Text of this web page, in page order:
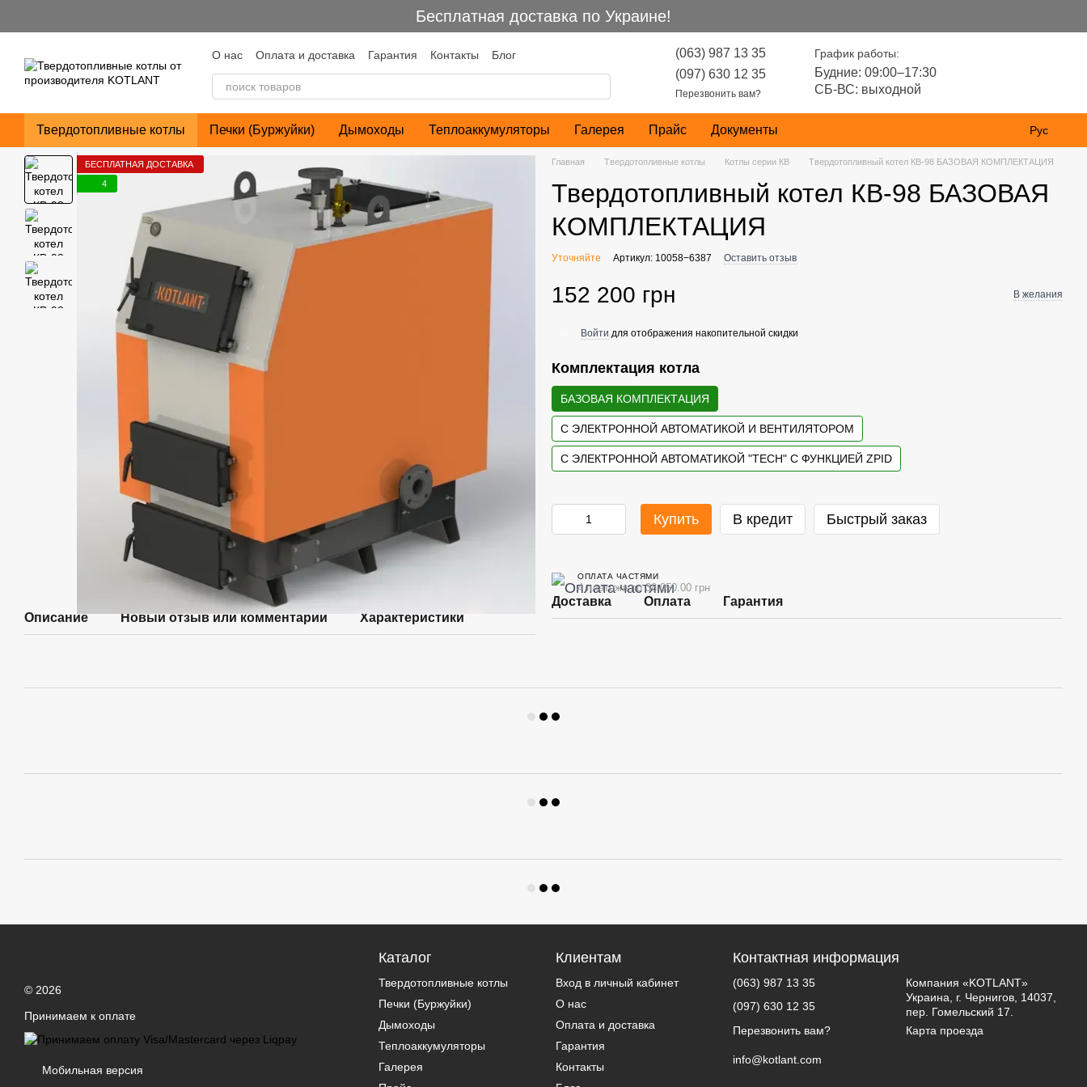
Бесплатная доставка по Украине!
О нас Оплата и доставка Гарантия Контакты
Блог
Пользовательское соглашение
(063) 987 13 35
(097) 630 12 35
Перезвонить вам?
График работы:
Будние: 09:00–17:30
СБ-ВС: выходной
Твердотопливные котлы Печки (Буржуйки) Дымоходы Теплоаккумуляторы Галерея Прайс Документы Рус
БЕСПЛАТНАЯ ДОСТАВКА
4
Описание Новый отзыв или комментарий Характеристики
Главная Твердотопливные котлы Котлы серии КВ Твердотопливный котел КВ-98 БАЗОВАЯ КОМПЛЕКТАЦИЯ
Твердотопливный котел КВ-98 БАЗОВАЯ
КОМПЛЕКТАЦИЯ
Уточняйте Артикул: 10058−6387 Оставить отзыв
152 200 грн В желания
Войти для отображения накопительной скидки
Комплектация котла
БАЗОВАЯ КОМПЛЕКТАЦИЯ
С ЭЛЕКТРОННОЙ АВТОМАТИКОЙ И ВЕНТИЛЯТОРОМ
С ЭЛЕКТРОННОЙ АВТОМАТИКОЙ "TECH" C ФУНКЦИЕЙ ZPID
Купить В кредит Быстрый заказ
ОПЛАТА ЧАСТЯМИ
4 платежа по 38 050.00 грн
Доставка Оплата Гарантия
© 2026
Принимаем к оплате
Мобильная версия
Каталог
Твердотопливные котлы
Печки (Буржуйки)
Дымоходы
Теплоаккумуляторы
Галерея
Клиентам
Вход в личный кабинет
О нас
Оплата и доставка
Гарантия
Контакты
Контактная информация
(063) 987 13 35
(097) 630 12 35
Перезвонить вам?
info@kotlant.com
Компания «KOTLANT»
Украина, г. Чернигов, 14037,
пер. Гомельский 17.
Карта проезда